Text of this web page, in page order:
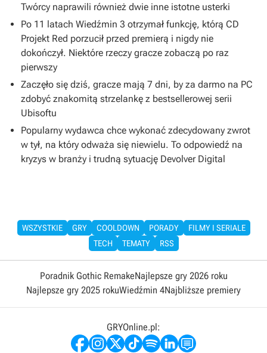
Twórcy naprawili również dwie inne istotne usterki
Po 11 latach Wiedźmin 3 otrzymał funkcję, którą CD
Projekt Red porzucił przed premierą i nigdy nie
dokończył. Niektóre rzeczy gracze zobaczą po raz
pierwszy
Zaczęło się dziś, gracze mają 7 dni, by za darmo na PC
zdobyć znakomitą strzelankę z bestsellerowej serii
Ubisoftu
Popularny wydawca chce wykonać zdecydowany zwrot
w tył, na który odważa się niewielu. To odpowiedź na
kryzys w branży i trudną sytuację Devolver Digital
WSZYSTKIE GRY COOLDOWN PORADY
FILMY I SERIALE
TECH
TEMATY RSS
Poradnik Gothic RemakeNajlepsze gry 2026 roku
Najlepsze gry 2025 rokuWiedźmin 4Najbliższe premiery
GRYOnline.pl: